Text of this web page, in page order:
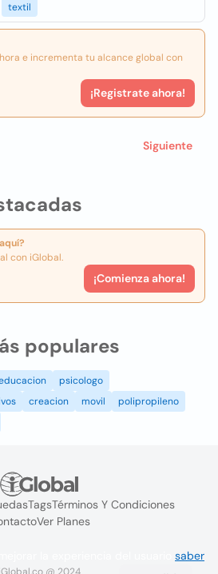
con iGlobal.
¡Comienza ahora!
textil
e incrementa tu alcance global con
¡Registrate ahora!
Siguiente
populares
psicologo
creacion movil
polipropileno
TagsTérminos Y Condiciones
Ver Planes
iGlobal.co @ 2024
saber